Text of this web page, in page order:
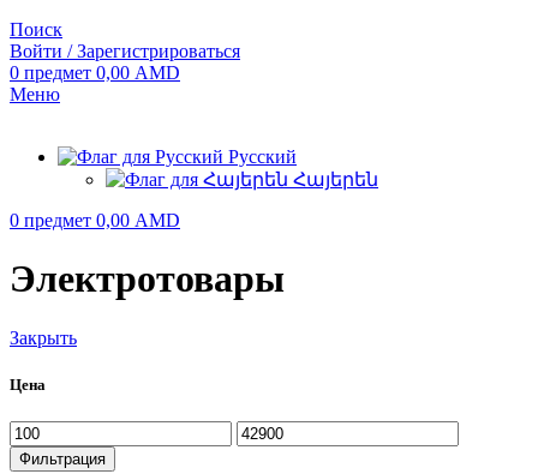
Поиск
Войти / Зарегистрироваться
0 предмет 0,00 AMD
Меню
Русский
Հայերեն
0 предмет 0,00 AMD
Электротовары
Закрыть
Цена
Минимальная
цена
Максимальная
цена
Фильтрация